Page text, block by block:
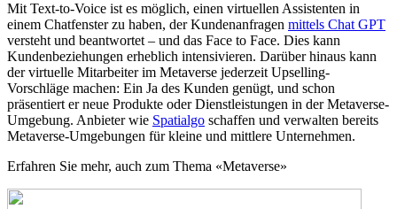
Mit Text-to-Voice ist es möglich, einen virtuellen Assistenten in
einem Chatfenster zu haben, der Kundenanfragen mittels Chat GPT
versteht und beantwortet – und das Face to Face. Dies kann
Kundenbeziehungen erheblich intensivieren. Darüber hinaus kann
der virtuelle Mitarbeiter im Metaverse jederzeit Upselling-
Vorschläge machen: Ein Ja des Kunden genügt, und schon
präsentiert er neue Produkte oder Dienstleistungen in der Metaverse-
Umgebung. Anbieter wie Spatialgo schaffen und verwalten bereits
Metaverse-Umgebungen für kleine und mittlere Unternehmen.
Erfahren Sie mehr, auch zum Thema «Metaverse»